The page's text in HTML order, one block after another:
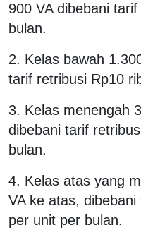
900 VA dibebani
bulan.
2. Kelas bawah
tarif retribusi Rp10
3. Kelas menengah
dibebani tarif
bulan.
4. Kelas atas yang
VA ke atas,
per unit per bulan.